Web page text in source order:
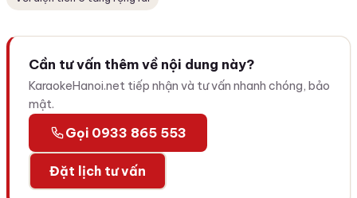
Cần tư vấn thêm về nội dung này?
KaraokeHanoi.net tiếp nhận và tư vấn nhanh chóng, bảo
mật.
Gọi 0933 865 553
Đặt lịch tư vấn